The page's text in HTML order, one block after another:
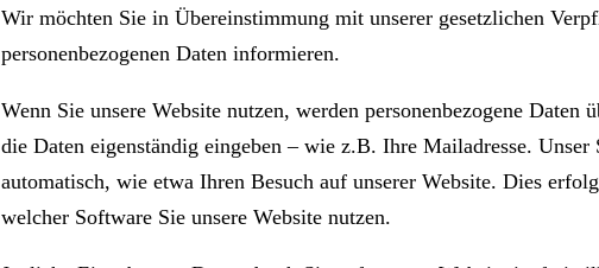
Wir möchten Sie in Übereinstimmung mit unserer gesetzlichen
personenbezogenen Daten informieren.
Wenn Sie unsere Website nutzen, werden personenbezogene
die Daten eigenständig eingeben – wie z.B. Ihre Mailadresse. Unser
automatisch, wie etwa Ihren Besuch auf unserer Website. Dies
welcher Software Sie unsere Website nutzen.